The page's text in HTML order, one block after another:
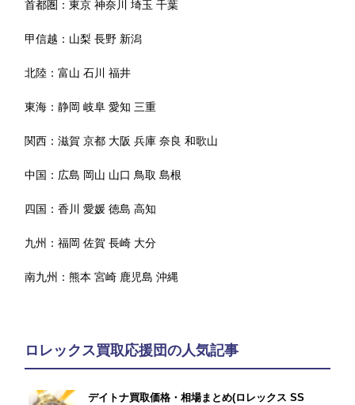
首都圏：東京 神奈川 埼玉 千葉
甲信越： 山梨 長野 新潟
北陸：富山 石川 福井
東海：静岡 岐阜 愛知 三重
関西：滋賀 京都 大阪 兵庫 奈良 和歌山
中国： 広島 岡山 山口 鳥取 島根
四国：香川 愛媛 徳島 高知
九州：福岡 佐賀 長崎 大分
南九州：熊本 宮崎 鹿児島 沖縄
ロレックス買取応援団の人気記事
デイトナ買取価格・相場まとめ(ロレックス SS